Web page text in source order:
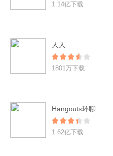
1.14亿下载
人人
1801万下载
Hangouts环聊
1.62亿下载